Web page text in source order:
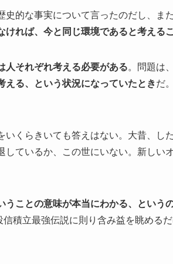
的な事実について言ったのだし、ま
れば、今と同じ環境であると考える
人それぞれ考える必要がある。問題は、
える、という状況になっていたときだ
いくらきいても答えはない。大昔、し
ているか、この世にいない。新しい
ことの意味が本当にわかる、という
積立最強伝説に則り含み益を眺める